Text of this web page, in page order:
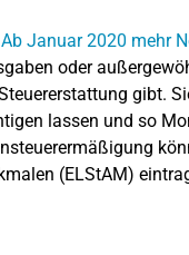
oder
gibt.
lassen und so
(ELStAM)